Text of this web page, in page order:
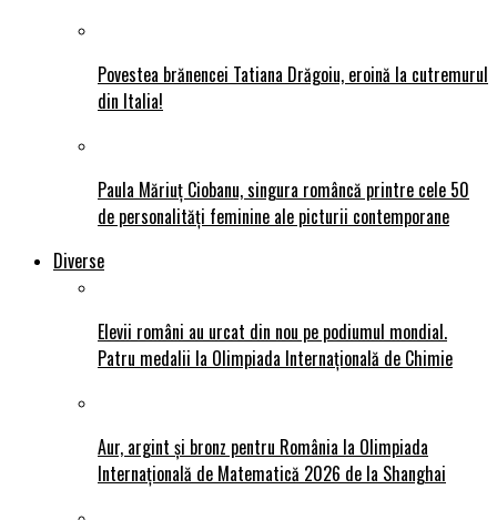
Povestea brănencei Tatiana Drăgoiu, eroină la cutremurul
din Italia!
Paula Măriuț Ciobanu, singura româncă printre cele 50
de personalități feminine ale picturii contemporane
Diverse
Elevii români au urcat din nou pe podiumul mondial.
Patru medalii la Olimpiada Internațională de Chimie
Aur, argint și bronz pentru România la Olimpiada
Internațională de Matematică 2026 de la Shanghai